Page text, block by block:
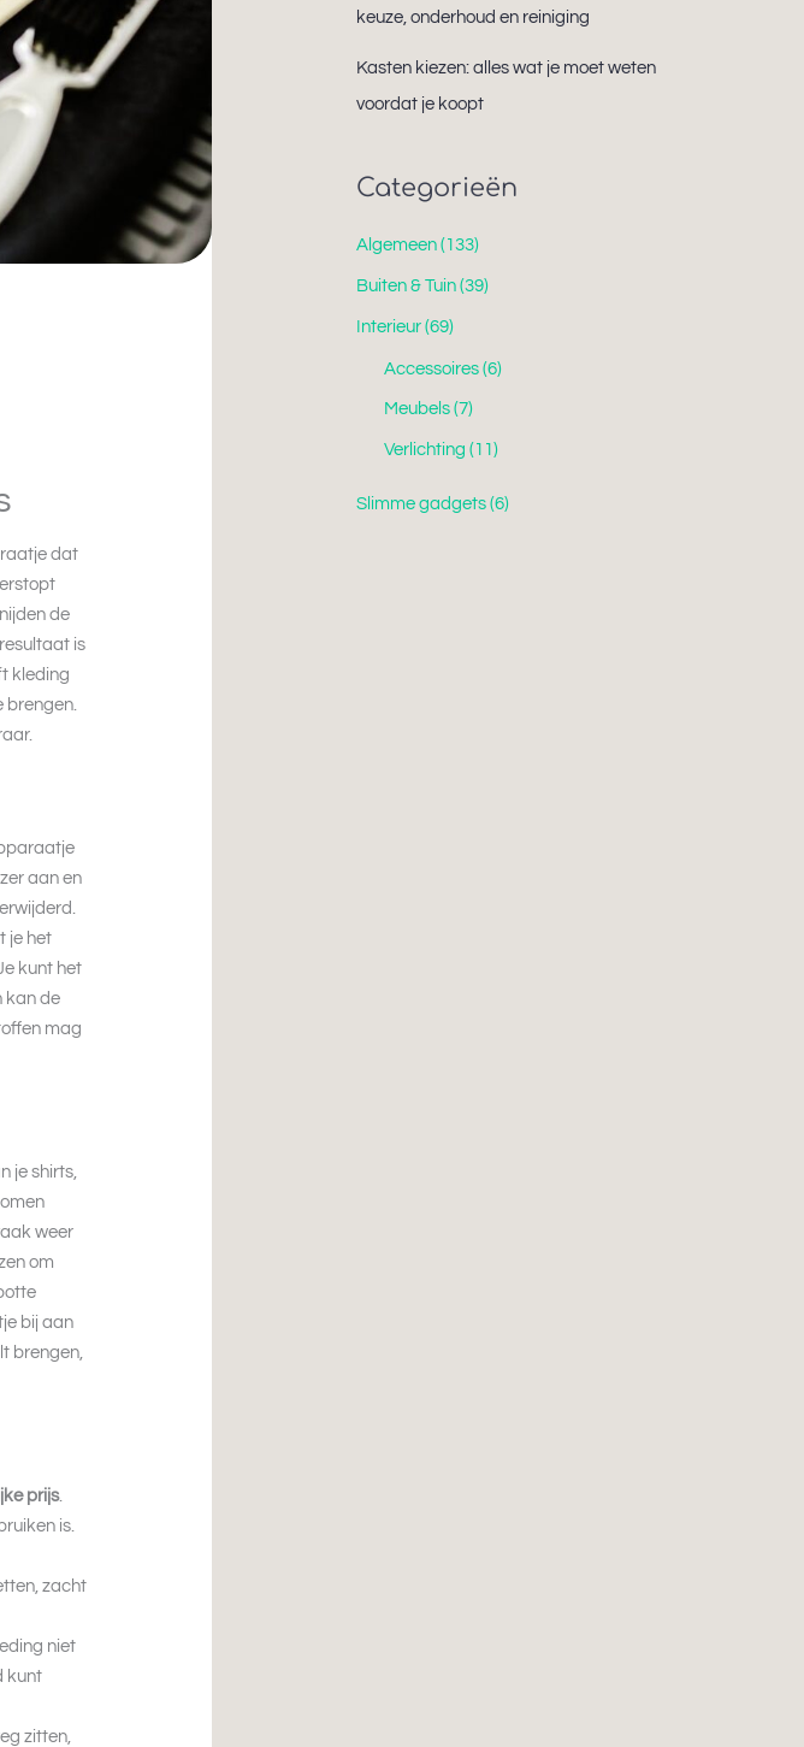
dat
de
is
kleding
brengen.
aan en
je het
kunt het
kan de
mag
je shirts,
weer
om
bij aan
brengen,
prijs.
is.
zacht
niet
kunt
zitten,
keuze, onderhoud en reiniging
Kasten kiezen: alles wat je moet weten
voordat je koopt
Categorieën
Algemeen (133)
Buiten & Tuin (39)
Interieur (69)
Accessoires(6)
Meubels(7)
Verlichting (11)
Slimme gadgets (6)